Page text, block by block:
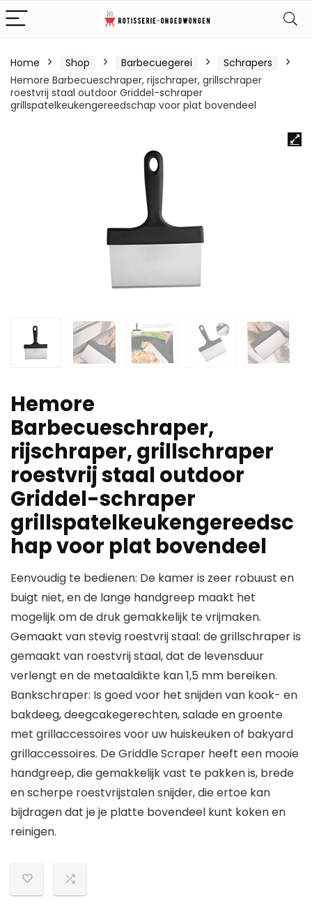
Home Shop Barbecuegerei
Schrapers
Hemore Barbecueschraper, rijschraper, grillschraper
roestvrij staal outdoor Griddel-schraper
grillspatelkeukengereedschap voor plat bovendeel
Hemore
Barbecueschraper,
rijschraper, grillschraper
roestvrij staal outdoor
Griddel-schraper
grillspatelkeukengereedsc
hap voor plat bovendeel
Eenvoudig te bedienen: De kamer is zeer robuust en
buigt niet, en de lange handgreep maakt het
mogelijk om de druk gemakkelijk te vrijmaken.
Gemaakt van stevig roestvrij staal: de grillschraper is
gemaakt van roestvrij staal, dat de levensduur
verlengt en de metaaldikte kan 1,5 mm bereiken.
Bankschraper: Is goed voor het snijden van kook- en
bakdeeg, deegcakegerechten, salade en groente
met grillaccessoires voor uw huiskeuken of bakyard
grillaccessoires. De Griddle Scraper heeft een mooie
handgreep, die gemakkelijk vast te pakken is, brede
en scherpe roestvrijstalen snijder, die ertoe kan
bijdragen dat je je platte bovendeel kunt koken en
reinigen.